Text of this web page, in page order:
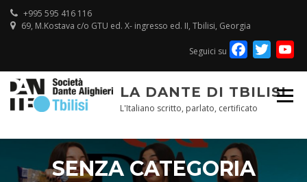
Skip
+995 595 416 116
69, M.Kostava c/o GTU ed. X- ingresso ed. II, Tbilisi, Georgia
Seguici su Facebook
LA DANTE DI TBILISI
L'Italiano scritto, parlato, certificato
SENZA CATEGORIA